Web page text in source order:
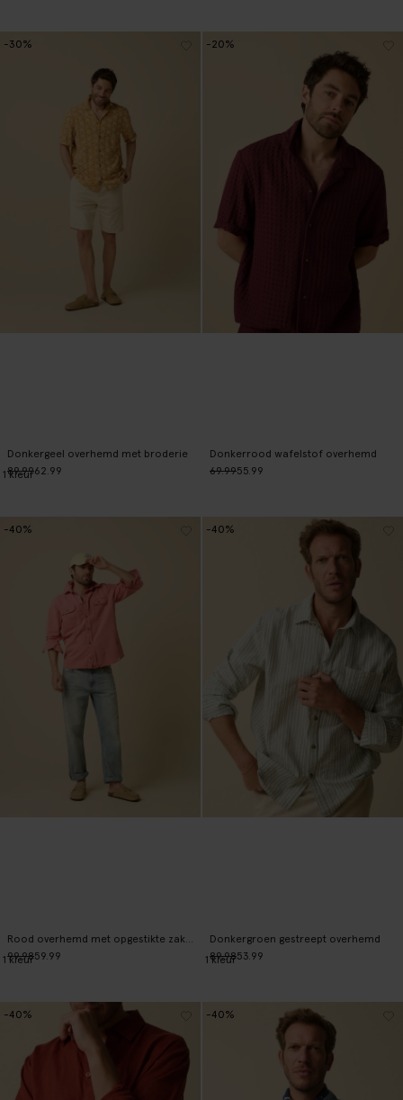
Donkergeel overhemd met broderie
89.9962.99
-30%
1kleur
Donkerrood wafelstof overhemd
69.9955.99
-20%
99.9859.99
-40%
1kleur
Donkergroen gestreept overhemd
89.9853.99
-40%
1kleur
-40% -40%